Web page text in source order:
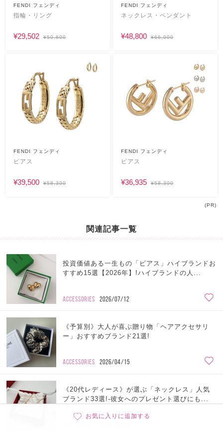
お気に入りに追加する
FENDI フェンディ
指輪・リング
¥29,502 ¥50,600
FENDI フェンディ
ネックレス・ペンダント
¥48,800 ¥66,000
FENDI フェンディ
ピアス
¥39,500 ¥58,300
FENDI フェンディ
ピアス
¥36,935 ¥58,300
(PR)
関連記事一覧
投資価値ある一生もの「ピアス」ハイブランドお
すすめ15選【2026年】!ハイブランドの人...
ACCESSORIES 2026/07/12
《予算別》大人が喜ぶ贈り物「ヘアアクセサリ
ー」おすすめブランド21選!
ACCESSORIES 2026/04/15
《20代レディース》が選ぶ「ネックレス」人気
ブランド33選!-彼女へのプレゼント選びにも...